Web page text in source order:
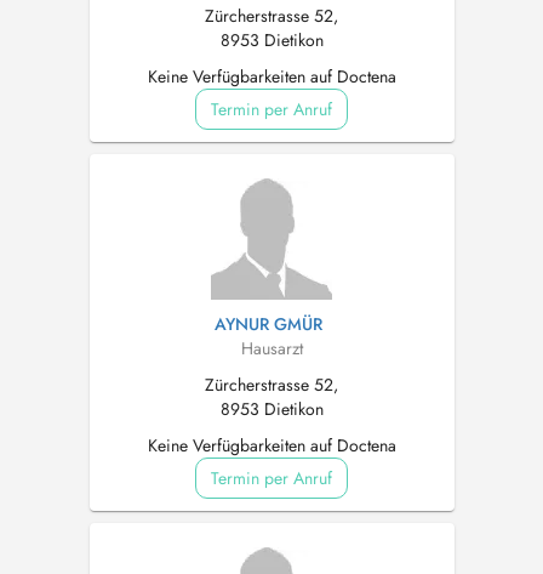
Zürcherstrasse 52,
8953 Dietikon
Keine Verfügbarkeiten auf Doctena
Termin per Anruf
AYNUR GMÜR
Hausarzt
Zürcherstrasse 52,
8953 Dietikon
Keine Verfügbarkeiten auf Doctena
Termin per Anruf